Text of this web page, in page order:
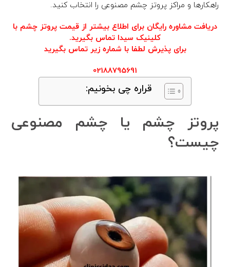
راهکارها و مراکز پروتز چشم مصنوعی را انتخاب کنید.
دریافت مشاوره رایگان برای اطلاع بیشتر از قیمت پروتز چشم با
کلینیک سیدا تماس بگیرید.
برای پذیرش لطفا با شماره زیر تماس بگیرید
02188795691
قراره چی بخونیم:
پروتز چشم یا چشم مصنوعی
چیست؟